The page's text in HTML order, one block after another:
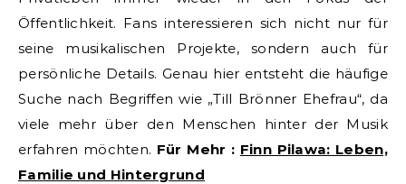
Öffentlichkeit. Fans interessieren sich nicht nur für
seine musikalischen Projekte, sondern auch für
persönliche Details. Genau hier entsteht die häufige
Suche nach Begriffen wie „Till Brönner Ehefrau“, da
viele mehr über den Menschen hinter der Musik
erfahren möchten. Für Mehr : Finn Pilawa: Leben,
Familie und Hintergrund